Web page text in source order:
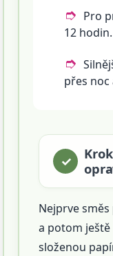
Pro
12 hodin.
přes noc
Nejprve
a potom
složenou